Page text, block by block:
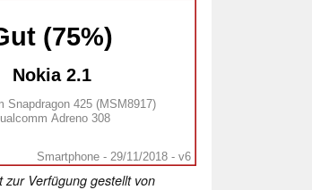
(75%)
Nokia 2.1
Snapdragon 425 (MSM8917)
Adreno 308
Smartphone - 29/11/2018 - v6
zur Verfügung gestellt von